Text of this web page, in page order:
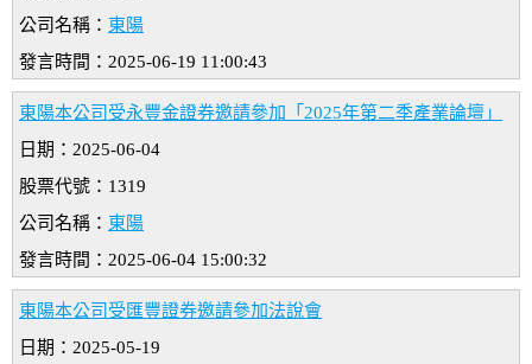
公司名稱： 東陽
發言時間：2025-06-19 11:00:43
東陽本公司受永豐金證券邀請參加「2025年第二季產業論壇」
日期：2025-06-04
股票代號：1319
公司名稱： 東陽
發言時間：2025-06-04 15:00:32
東陽本公司受匯豐證券邀請參加法說會
日期：2025-05-19